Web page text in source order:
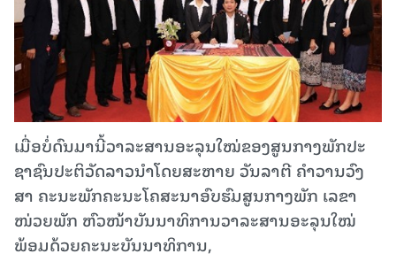
ເມື່ອບໍ່ດົນມານີ້ວາ​ລະ​ສານ​ອະ​ລຸນ​ໃໝ່ຂອງ​ສູນ​ກາງ​ພັກ​ປະ​
ຊາ​ຊົນ​ປະ​ຕິ​ວັດ​ລາວນໍາໂດຍສະຫາຍ ວັນລາຕີ ຄໍາວານວົງ
ສາ ຄະນະພັກຄະນະໂຄສະນາອົບຮົມສູນກາງພັກ ເລຂາ
ໜ່ວຍພັກ ຫົວໜ້າບັນນາທິການວາລະສານອະລຸນໃໝ່
ພ້ອມດ້ວຍຄະນະບັນນາທິການ,